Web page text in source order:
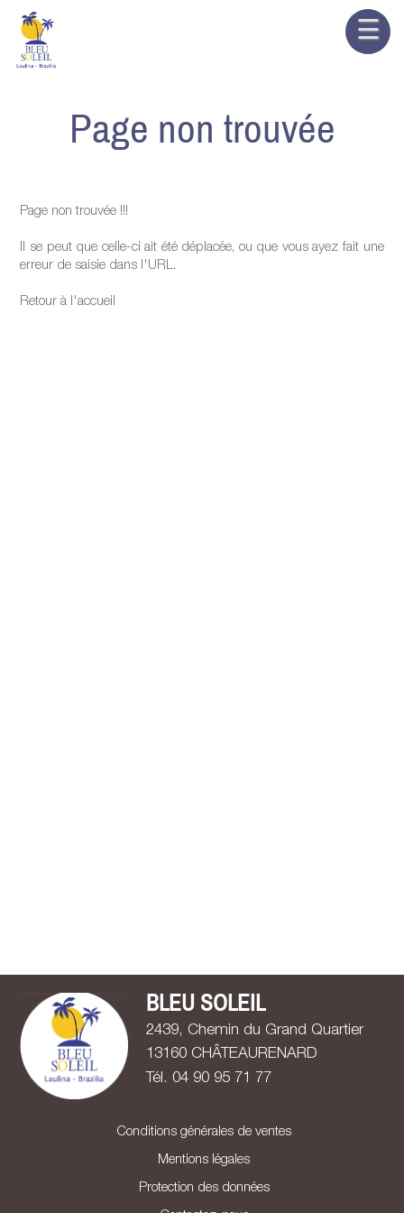
☰
Page non trouvée
Page non trouvée !!!
Il se peut que celle-ci ait été déplacée, ou que vous ayez fait une
erreur de saisie dans l'URL.
Retour à l'accueil
BLEU SOLEIL
2439, Chemin du Grand Quartier
13160 CHÂTEAURENARD
Tél. 04 90 95 71 77
Conditions générales de ventes
Mentions légales
Protection des données